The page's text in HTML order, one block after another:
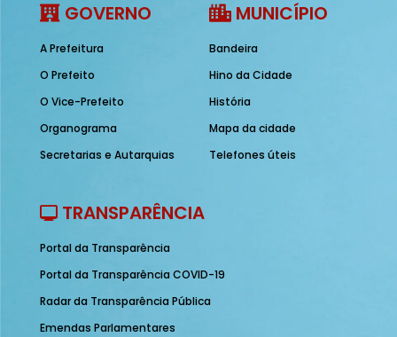
GOVERNO
A Prefeitura
O Prefeito
O Vice-Prefeito
Organograma
Secretarias e Autarquias
MUNICÍPIO
Bandeira
Hino da Cidade
História
Mapa da cidade
Telefones úteis
TRANSPARÊNCIA
Portal da Transparência
Portal da Transparência COVID-19
Radar da Transparência Pública
Emendas Parlamentares